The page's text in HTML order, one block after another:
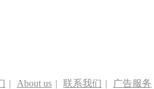
| About us | 联系我们 | 广告服务